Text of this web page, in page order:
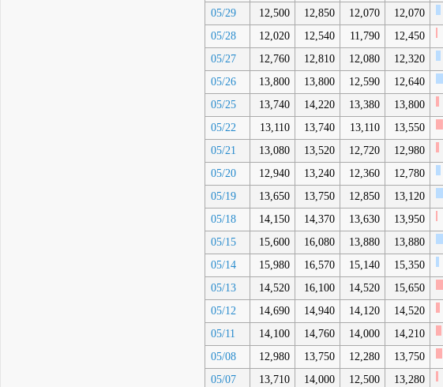
05/29
12,500 12,850 12,070 12,070
05/28
12,020 12,540 11,790 12,450
05/27
12,760 12,810 12,080 12,320
05/26
13,800 13,800 12,590 12,640
05/25
13,740 14,220 13,380 13,800
05/22
13,110 13,740 13,110 13,550
05/21
13,080 13,520 12,720 12,980
05/20
12,940 13,240 12,360 12,780
05/19
13,650 13,750 12,850 13,120
05/18
14,150 14,370 13,630 13,950
05/15
15,600 16,080 13,880 13,880
05/14
15,980 16,570 15,140 15,350
05/13
14,520 16,100 14,520 15,650
05/12
14,690 14,940 14,120 14,520
05/11
14,100 14,760 14,000 14,210
05/08
12,980 13,750 12,280 13,750
05/07
13,710 14,000 12,500 13,280